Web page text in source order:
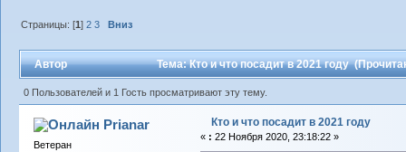
Страницы: [1]2 3 Вниз
Автор Тема: Кто и что посадит в 2021 году
0 Пользователей и 1 Гость просматривают эту тему.
Prianar
Ветеран
Кто и что посадит в 2021 году
« : 22 Ноября 2020, 23:18:22 »